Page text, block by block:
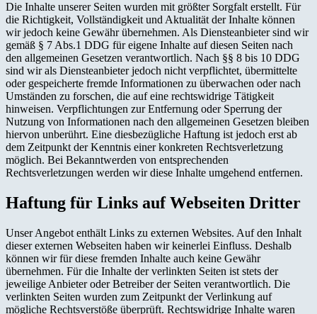
Die Inhalte unserer Seiten wurden mit größter Sorgfalt erstellt. Für
die Richtigkeit, Vollständigkeit und Aktualität der Inhalte können
wir jedoch keine Gewähr übernehmen. Als Diensteanbieter sind wir
gemäß § 7 Abs.1 DDG für eigene Inhalte auf diesen Seiten nach
den allgemeinen Gesetzen verantwortlich. Nach §§ 8 bis 10 DDG
sind wir als Diensteanbieter jedoch nicht verpflichtet, übermittelte
oder gespeicherte fremde Informationen zu überwachen oder nach
Umständen zu forschen, die auf eine rechtswidrige Tätigkeit
hinweisen. Verpflichtungen zur Entfernung oder Sperrung der
Nutzung von Informationen nach den allgemeinen Gesetzen bleiben
hiervon unberührt. Eine diesbezügliche Haftung ist jedoch erst ab
dem Zeitpunkt der Kenntnis einer konkreten Rechtsverletzung
möglich. Bei Bekanntwerden von entsprechenden
Rechtsverletzungen werden wir diese Inhalte umgehend entfernen.
Haftung für Links auf Webseiten Dritter
Unser Angebot enthält Links zu externen Websites. Auf den Inhalt
dieser externen Webseiten haben wir keinerlei Einfluss. Deshalb
können wir für diese fremden Inhalte auch keine Gewähr
übernehmen. Für die Inhalte der verlinkten Seiten ist stets der
jeweilige Anbieter oder Betreiber der Seiten verantwortlich. Die
verlinkten Seiten wurden zum Zeitpunkt der Verlinkung auf
mögliche Rechtsverstöße überprüft. Rechtswidrige Inhalte waren